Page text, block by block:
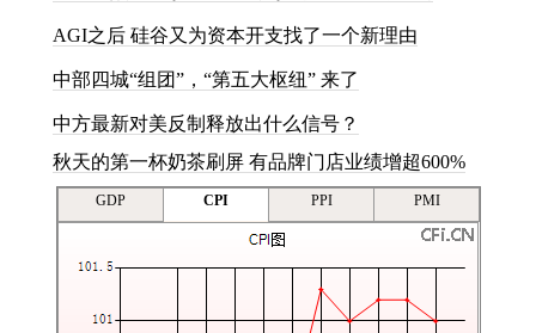
AGI之 后 硅谷又 为资本开支找了一个新理由
中部 四城“组 团” ， “第五大枢纽” 来了
中方最新对美反制释放出什么信号？
秋天的第一杯奶茶刷屏 有品牌门店业绩增超600%